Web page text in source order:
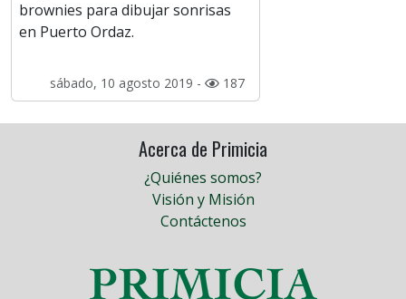
brownies para dibujar sonrisas
en Puerto Ordaz.
sábado, 10 agosto 2019 - 187
Acerca de Primicia
¿Quiénes somos?
Visión y Misión
Contáctenos